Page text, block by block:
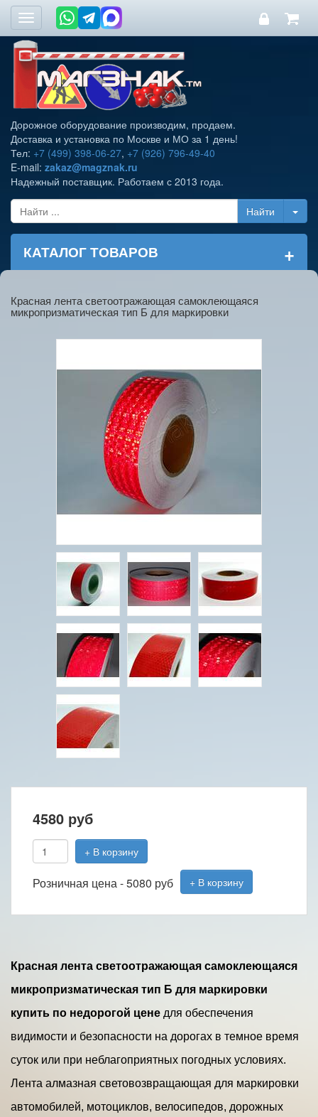
Toggle
navigation
Дорожное оборудование производим, продаем.
Доставка и установка по Москве и МО за 1 день!
Тел: +7 (499) 398-06-27, +7 (926) 796-49-40
E-mail: zakaz@magznak.ru
Надежный поставщик. Работаем с 2013 года.
КАТАЛОГ ТОВАРОВ +
Красная лента светоотражающая самоклеющаяся
микропризматическая тип Б для маркировки
4580 руб
+ В корзину
Розничная цена -5080 руб + В корзину
Красная лента светоотражающая самоклеющаяся
микропризматическая тип Б для маркировки
купить по недорогой цене для обеспечения
видимости и безопасности на дорогах в темное время
суток или при неблагоприятных погодных условиях.
Лента алмазная световозвращающая для маркировки
автомобилей, мотоциклов, велосипедов, дорожных